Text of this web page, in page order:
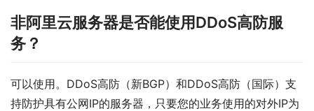
非阿里云服务器是否能使用DDoS高防服
务？
可以使用。DDoS高防（新BGP）和DDoS高防（国际）支
持防护具有公网IP的服务器，只要您的业务使用的对外IP为